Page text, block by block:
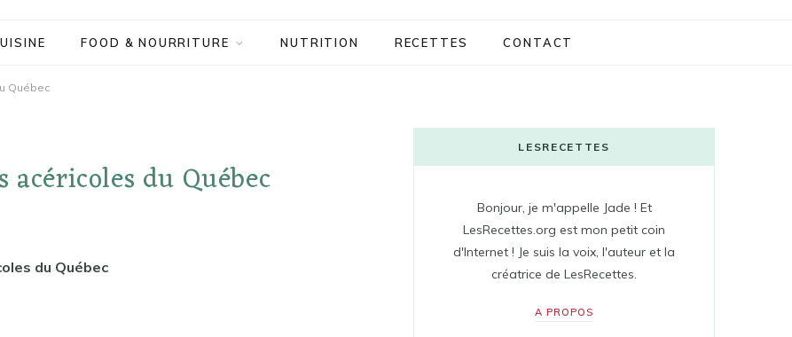
FOOD & NOURRITURE NUTRITION RECETTES CONTACT
Québec
du Québec
du Québec
LESRECETTES
Bonjour, je m'appelle Jade ! Et
LesRecettes.org est mon petit coin
d'Internet ! Je suis la voix, l'auteur et la
créatrice de LesRecettes.
A PROPOS